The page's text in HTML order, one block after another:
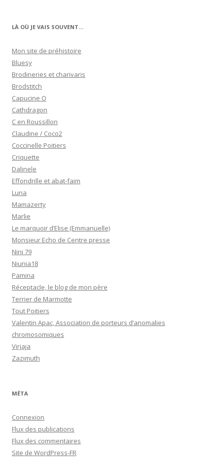
LÀ OÙ JE VAIS SOUVENT…
Mon site de préhistoire
Bluesy
Brodineries et charivaris
Brodstitch
Capucine O
Cathdragon
C en Roussillon
Claudine / Coco2
Coccinelle Poitiers
Criquette
Dalinele
Effondrille et abat-faim
Luna
Mamazerty
Marlie
Le marquoir d’Elise (Emmanuelle)
Monsieur Echo de Centre presse
Nini 79
Niunia18
Pamina
Réceptacle, le blog de mon père
Terrier de Marmotte
Tout Poitiers
Valentin Apac, Association de porteurs d’anomalies
chromosomiques
Virjaja
Zazimuth
MÉTA
Connexion
Flux des publications
Flux des commentaires
Site de WordPress-FR